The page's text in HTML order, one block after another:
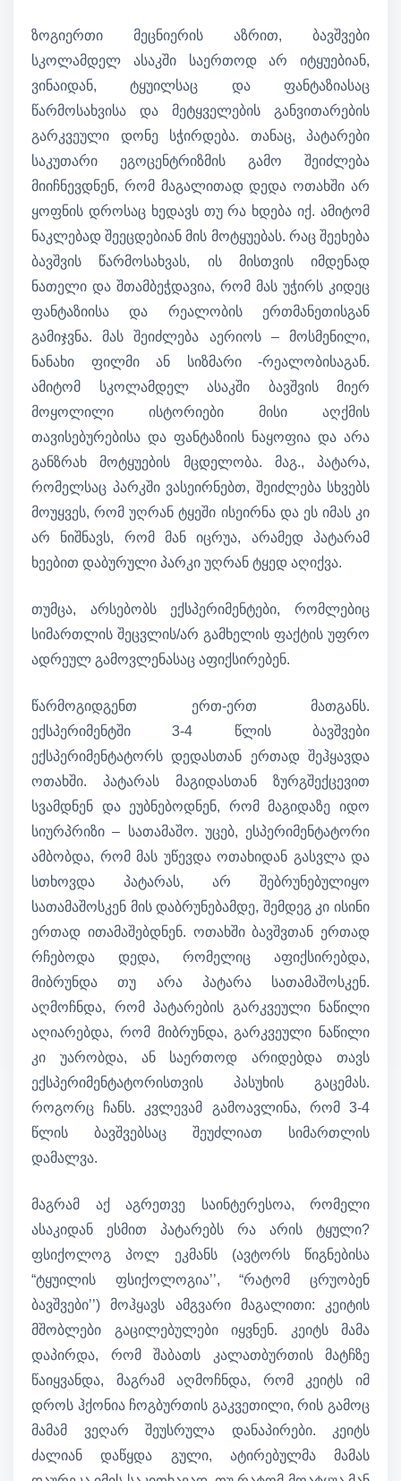
ზოგიერთი მეცნიერის აზრით, ბავშვები
სკოლამდელ ასაკში საერთოდ არ იტყუებიან,
ვინაიდან, ტყუილსაც და ფანტაზიასაც
წარმოსახვისა და მეტყველების განვითარების
გარკვეული დონე სჭირდება. თანაც, პატარები
საკუთარი ეგოცენტრიზმის გამო შეიძლება
მიიჩნევდნენ, რომ მაგალითად დედა ოთახში არ
ყოფნის დროსაც ხედავს თუ რა ხდება იქ. ამიტომ
ნაკლებად შეეცდებიან მის მოტყუებას. რაც შეეხება
ბავშვის წარმოსახვას, ის მისთვის იმდენად
ნათელი და შთამბეჭდავია, რომ მას უჭირს კიდეც
ფანტაზიისა და რეალობის ერთმანეთისგან
გამიჯვნა. მას შეიძლება აერიოს – მოსმენილი,
ნანახი ფილმი ან სიზმარი -რეალობისაგან.
ამიტომ სკოლამდელ ასაკში ბავშვის მიერ
მოყოლილი ისტორიები მისი აღქმის
თავისებურებისა და ფანტაზიის ნაყოფია და არა
განზრახ მოტყუების მცდელობა. მაგ., პატარა,
რომელსაც პარკში ვასეირნებთ, შეიძლება სხვებს
მოუყვეს, რომ უღრან ტყეში ისეირნა და ეს იმას კი
არ ნიშნავს, რომ მან იცრუა, არამედ პატარამ
ხეებით დაბურული პარკი უღრან ტყედ აღიქვა.
თუმცა, არსებობს ექსპერიმენტები, რომლებიც
სიმართლის შეცვლის/არ გამხელის ფაქტის უფრო
ადრეულ გამოვლენასაც აფიქსირებენ.
წარმოგიდგენთ ერთ-ერთ მათგანს.
ექსპერიმენტში 3-4 წლის ბავშვები
ექსპერიმენტატორს დედასთან ერთად შეჰყავდა
ოთახში. პატარას მაგიდასთან ზურგშექცევით
სვამდნენ და ეუბნებოდნენ, რომ მაგიდაზე იდო
სიურპრიზი – სათამაშო. უცებ, ესპერიმენტატორი
ამბობდა, რომ მას უწევდა ოთახიდან გასვლა და
სთხოვდა პატარას, არ შებრუნებულიყო
სათამაშოსკენ მის დაბრუნებამდე, შემდეგ კი ისინი
ერთად ითამაშებდნენ. ოთახში ბავშვთან ერთად
რჩებოდა დედა, რომელიც აფიქსირებდა,
მიბრუნდა თუ არა პატარა სათამაშოსკენ.
აღმოჩნდა, რომ პატარების გარკვეული ნაწილი
აღიარებდა, რომ მიბრუნდა, გარკვეული ნაწილი
კი უარობდა, ან საერთოდ არიდებდა თავს
ექსპერიმენტატორისთვის პასუხის გაცემას.
როგორც ჩანს. კვლევამ გამოავლინა, რომ 3-4
წლის ბავშვებსაც შეუძლიათ სიმართლის
დამალვა.
მაგრამ აქ აგრეთვე საინტერესოა, რომელი
ასაკიდან ესმით პატარებს რა არის ტყული?
ფსიქოლოგ პოლ ეკმანს (ავტორს წიგნებისა
“ტყუილის ფსიქოლოგია’’, “რატომ ცრუობენ
ბავშვები’’) მოჰყავს ამგვარი მაგალითი: კეიტის
მშობლები გაცილებულები იყვნენ. კეიტს მამა
დაპირდა, რომ შაბათს კალათბურთის მატჩზე
წაიყვანდა, მაგრამ აღმოჩნდა, რომ კეიტს იმ
დროს ჰქონია ჩოგბურთის გაკვეთილი, რის გამოც
მამამ ვეღარ შეუსრულა დანაპირები. კეიტს
ძალიან დაწყდა გული, ატირებულმა მამას